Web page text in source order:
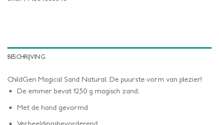
BESCHRIJVING
ChildGen Magical Sand Natural. De puurste vorm van plezier!
De emmer bevat 1250 g magisch zand.
Met de hand gevormd
Verbeeldingsbevorderend